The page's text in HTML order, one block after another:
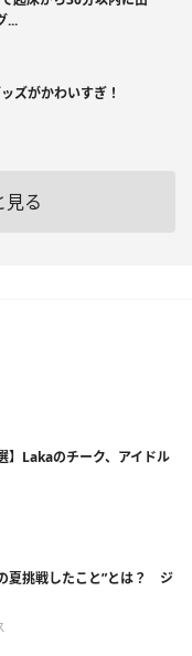
...
ズがかわいすぎ！
見る
】Lakaのチーク、アイドル
夏挑戦したこと”とは？ ジ